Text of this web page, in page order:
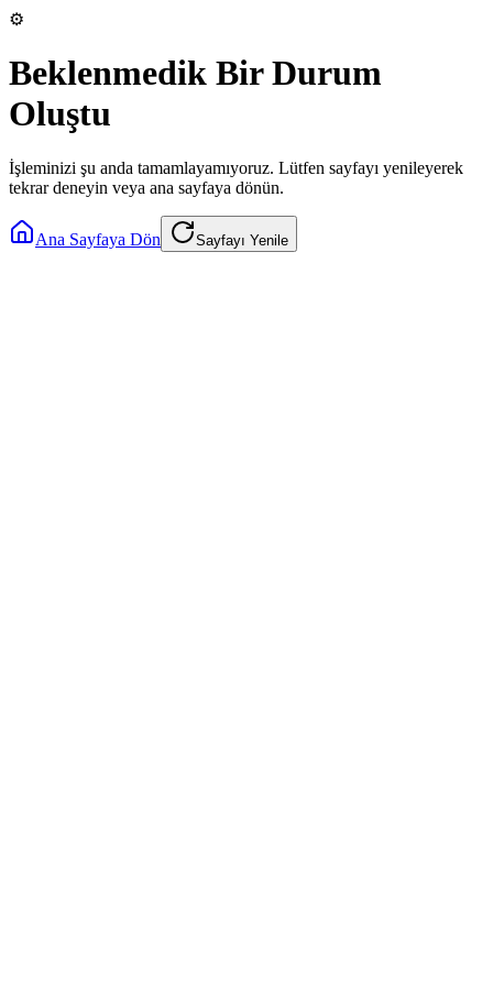
⚙️
Beklenmedik Bir Durum
Oluştu
İşleminizi şu anda tamamlayamıyoruz. Lütfen sayfayı yenileyerek
tekrar deneyin veya ana sayfaya dönün.
Ana Sayfaya Dön Sayfayı Yenile